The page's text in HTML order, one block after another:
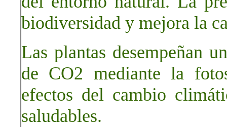
biodiversidad y mejora la
Las plantas desempeñan
de CO2 mediante la
efectos del cambio
saludables.